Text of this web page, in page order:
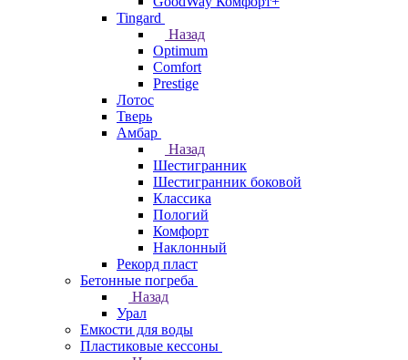
Tingard
Назад
Optimum
Comfort
Prestige
Лотос
Тверь
Амбар
Назад
Шестигранник
Шестигранник боковой
Классика
Пологий
Комфорт
Наклонный
Рекорд пласт
Бетонные погреба
Назад
Урал
Емкости для воды
Пластиковые кессоны